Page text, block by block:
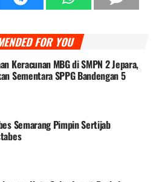
FOR YOU
Keracunan MBG di SMPN 2 Jepara,
Sementara SPPG Bandengan 5
Semarang Pimpin Sertijab